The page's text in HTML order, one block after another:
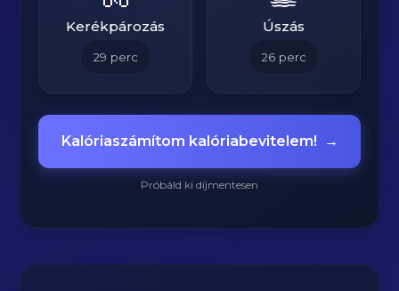
Kerékpározás
29 perc
Úszás
26perc
Kalóriaszámítom kalóriabevitelem! →
Próbáld ki díjmentesen